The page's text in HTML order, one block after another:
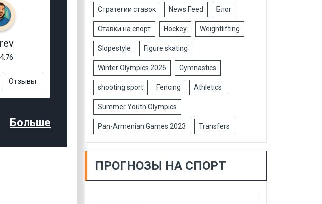
4.76
Отзывы
Больше
Стратегии ставок News Feed Блог
Ставки на спорт Hockey Weightlifting
Slopestyle Figure skating
Winter Olympics 2026 Gymnastics
shooting sport Fencing Athletics
Summer Youth Olympics
Pan-Armenian Games 2023 Transfers
ПРОГНОЗЫ НА СПОРТ